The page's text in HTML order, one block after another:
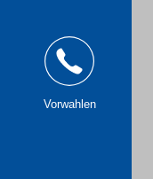
Vorwahlen